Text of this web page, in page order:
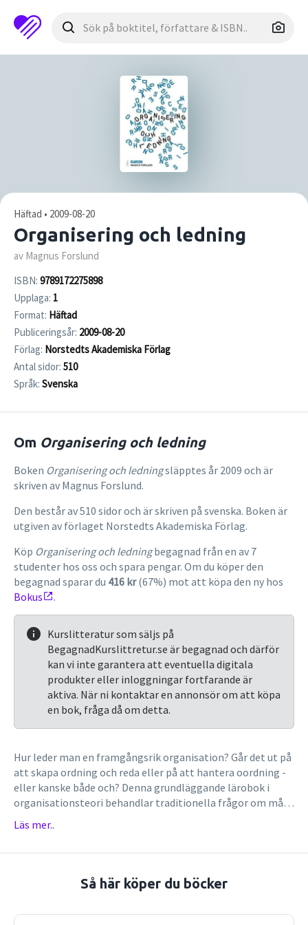
Häftad • 2009-08-20
Organisering och ledning
av Magnus Forslund
ISBN: 9789172275898
Upplaga: 1
Format: Häftad
Publiceringsår: 2009-08-20
Förlag: Norstedts Akademiska Förlag
Antal sidor: 510
Språk: Svenska
Om Organisering och ledning
Boken Organisering och ledningsläpptes år 2009 och är
skriven av Magnus Forslund.
Den består av 510 sidor och är skriven på svenska. Boken är
utgiven av förlaget Norstedts Akademiska Förlag.
Köp Organisering och ledningbegagnad från en av 7
studenter hos oss och spara pengar. Om du köper den
begagnad sparar du 416 kr(67%) mot att köpa den ny hos
Bokus
.
Kurslitteratur som säljs på
BegagnadKurslittretur.se är begagnad och därför
kan vi inte garantera att eventuella digitala
produkter eller inloggningar fortfarande är
aktiva. När ni kontaktar en annonsör om att köpa
en bok, fråga då om detta.
Hur leder man en framgångsrik organisation? Går det ut på
att skapa ordning och reda eller på att hantera oordning -
eller kanske både och? Denna grundläggande lärobok i
organisationsteori behandlar traditionella frågor om mål,
strategi, struktur, kultur, HRM, grupper och ledarskap.
Dessutom behandlas förändrings- och förnyelseprocesser,
forskning, med många svenska exempel. Läs mer
Organisering och ledning är en bok för dig som inte bara
Läs mer..
Så här köper du böcker